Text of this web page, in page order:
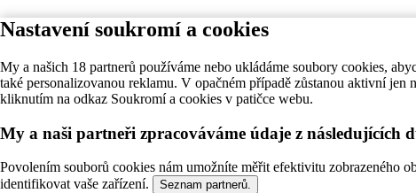
Nastavení soukromí a cookies
My a našich 18 partnerů používáme nebo ukládáme soubory cookies,
také personalizovanou reklamu. V opačném případě zůstanou aktivní
kliknutím na odkaz Soukromí a cookies v patičce webu.
My a naši partneři zpracováváme údaje z následujících
Povolením souborů cookies nám umožníte měřit efektivitu zobrazeného
identifikovat vaše zařízení.
Seznam partnerů.